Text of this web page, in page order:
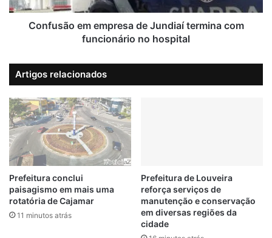
#jundiai FINI VAGAS
l
i
d
a
e
m
j
a
n
e
i
r
o
e
p
e
s
a
d
e
J
u
n
d
i
a
Confusão em empresa de Jundiaí termina com
funcionário no hospital
Artigos relacionados
Prefeitura conclui
paisagismo em mais uma
rotatória de Cajamar
11 minutos atrás
Prefeitura de Louveira
reforça serviços de
manutenção e conservação
em diversas regiões da
cidade